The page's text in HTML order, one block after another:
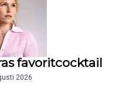
favoritcocktail
2026